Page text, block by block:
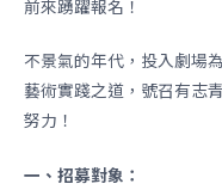
前來踴躍報名！
不景氣的年代，投入劇場
藝術實踐之道，號召有志
努力！
一、招募對象：